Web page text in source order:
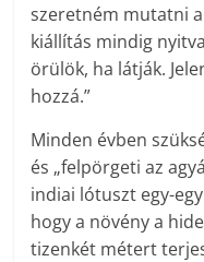
szeretném mutatni
kiállítás mindig
örülök, ha látják.
hozzá.”
Minden évben
és „felpörgeti az
indiai lótuszt egy-
hogy a növény a
tizenkét métert